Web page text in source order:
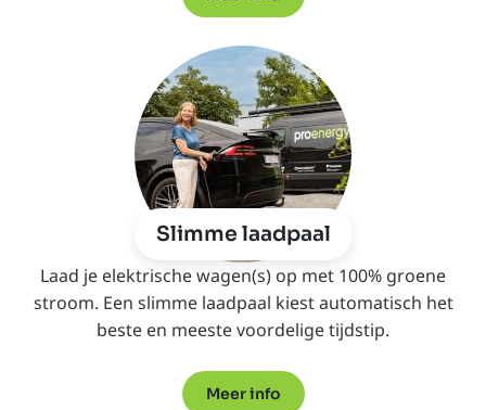
Slimme laadpaal
Laad je elektrische wagen(s) op met 100% groene
stroom. Een slimme laadpaal kiest automatisch het
beste en meeste voordelige tijdstip.
Meer info